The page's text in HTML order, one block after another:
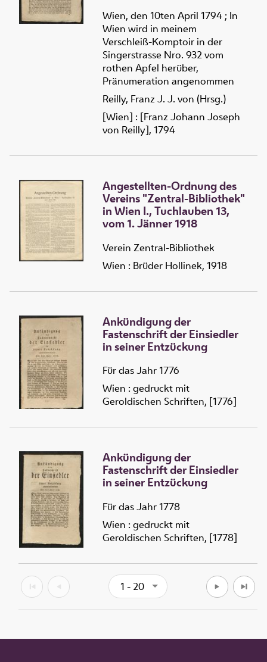
Reichen der fünf Theile der
Welt
Wien, den 10ten April 1794 ; In
Wien wird in meinem
Verschleiß-Komptoir in der
Singerstrasse Nro. 932 vom
rothen Apfel herüber,
Pränumeration angenommen
Reilly, Franz J. J. von (Hrsg.)
[Wien] : [Franz Johann Joseph
von Reilly], 1794
Angestellten-Ordnung des
Vereins "Zentral-Bibliothek"
in Wien I., Tuchlauben 13,
vom 1. Jänner 1918
Verein Zentral-Bibliothek
Wien : Brüder Hollinek, 1918
Ankündigung der
Fastenschrift der Einsiedler
in seiner Entzückung
Für das Jahr 1776
Wien : gedruckt mit
Geroldischen Schriften, [1776]
Ankündigung der
Fastenschrift der Einsiedler
in seiner Entzückung
Für das Jahr 1778
Wien : gedruckt mit
Geroldischen Schriften, [1778]
1 - 20